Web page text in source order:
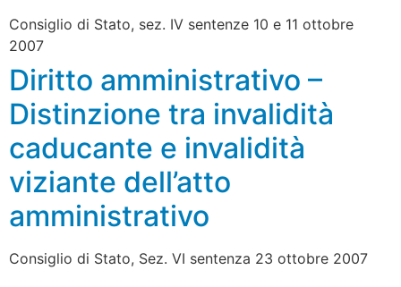
Consiglio di Stato, sez. IV sentenze 10 e 11 ottobre
2007
Diritto amministrativo –
Distinzione tra invalidità
caducante e invalidità
viziante dell’atto
amministrativo
Consiglio di Stato, Sez. VI sentenza 23 ottobre 2007